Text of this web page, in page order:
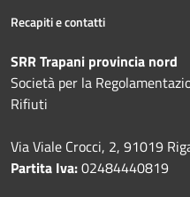
Recapiti e contatti
SRR Trapani provincia nord
Società per la
Rifiuti
Via Viale Crocci, 2, 91019
Partita Iva:02484440819